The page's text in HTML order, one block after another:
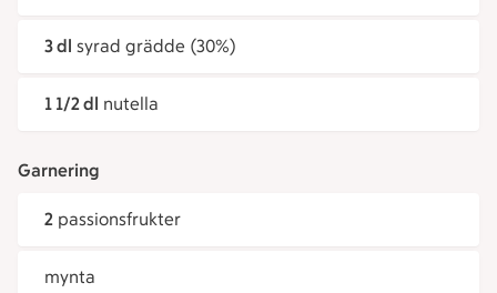
3 dl syrad grädde (30%)
1 1/2 dl nutella
Garnering
2 passionsfrukter
mynta